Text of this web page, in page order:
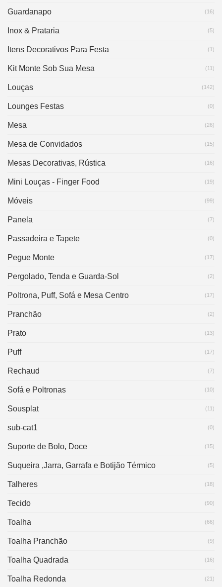
Guardanapo (16)
Inox & Prataria (5)
Itens Decorativos Para Festa (1)
Kit Monte Sob Sua Mesa (11)
Louças (142)
Lounges Festas (0)
Mesa (26)
Mesa de Convidados (15)
Mesas Decorativas, Rústica (16)
Mini Louças - Finger Food (19)
Móveis (99)
Panela (7)
Passadeira e Tapete (0)
Pegue Monte (17)
Pergolado, Tenda e Guarda-Sol (2)
Poltrona, Puff, Sofá e Mesa Centro (17)
Pranchão (2)
Prato (13)
Puff (17)
Rechaud (7)
Sofá e Poltronas (10)
Sousplat (11)
sub-cat1 (0)
Suporte de Bolo, Doce (15)
Suqueira ,Jarra, Garrafa e Botijão Térmico (5)
Talheres (18)
Tecido (90)
Toalha (66)
Toalha Pranchão (9)
Toalha Quadrada (16)
Toalha Redonda (21)